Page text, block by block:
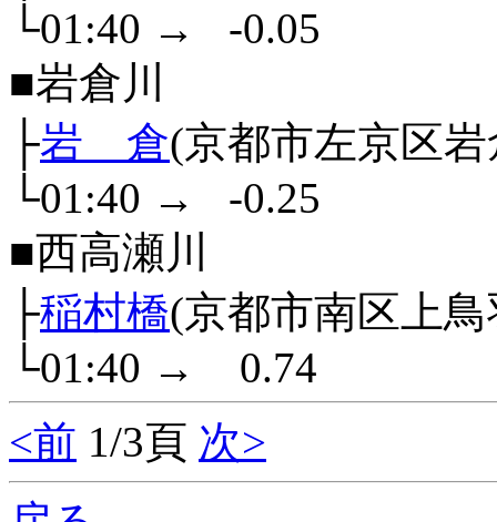
└01:40 →
-0.05
■岩倉川
├岩 倉(京都市左京区
└01:40 →
-0.25
■西高瀬川
├稲村橋(京都市南区上
└01:40 →
0.74
<前 1/3頁 次>